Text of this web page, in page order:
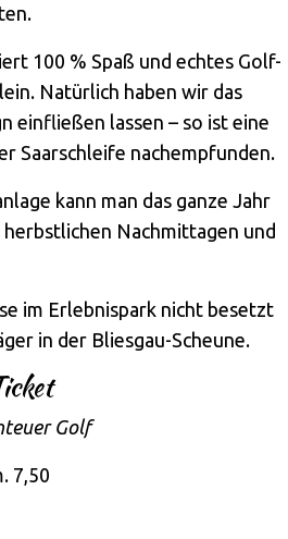
100 % Spaß und echtes Golf-
Natürlich haben wir das
einfließen lassen – so ist eine
Saarschleife nachempfunden.
kann man das ganze Jahr
herbstlichen Nachmittagen und
im Erlebnispark nicht besetzt
in der Bliesgau-Scheune.
Golf
7,50